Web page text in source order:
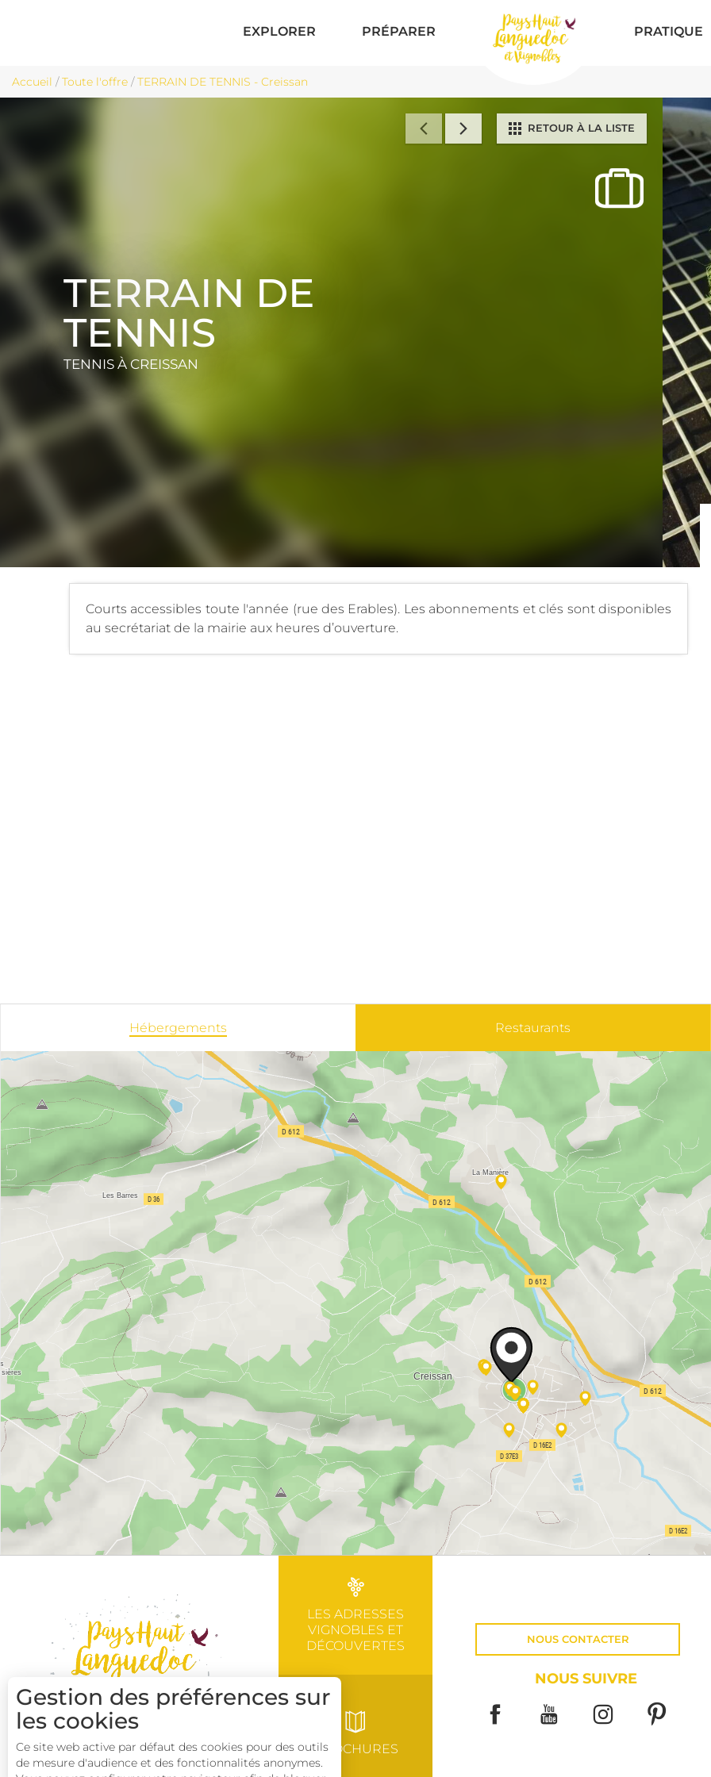
EXPLORER PRÉPARER PRATIQUE
Accueil /Toute l'offre /TERRAIN DE TENNIS - Creissan
RETOUR À LA LISTE
TERRAIN DE
TENNIS
TENNIS À CREISSAN
Courts accessibles toute l'année (rue des Erables). Les abonnements et clés sont disponibles
au secrétariat de la mairie aux heures d’ouverture.
Hébergements Restaurants
LES ADRESSES
VIGNOBLES ET
DÉCOUVERTES
BROCHURES
NOUS CONTACTER
NOUS SUIVRE
Gestion des préférences sur
les cookies
Ce site web active par défaut des cookies pour des outils
de mesure d'audience et des fonctionnalités anonymes.